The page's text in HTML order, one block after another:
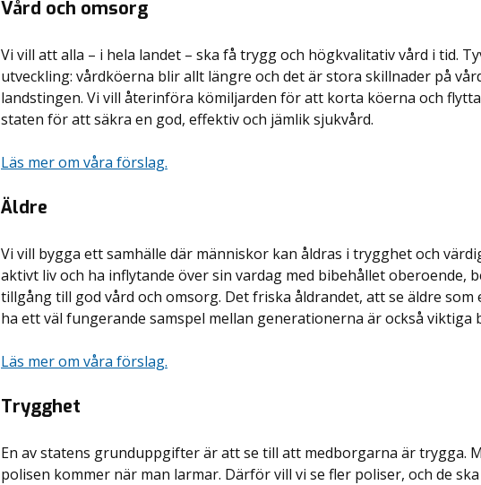
Vård och omsorg
Vi vill att alla – i hela landet – ska få trygg och högkvalitativ vård i tid.
utveckling: vårdköerna blir allt längre och det är stora skillnader på
landstingen. Vi vill återinföra kömiljarden för att korta köerna och
staten för att säkra en god, effektiv och jämlik sjukvård.
Läs mer om våra förslag.
Äldre
Vi vill bygga ett samhälle där människor kan åldras i trygghet och
aktivt liv och ha inflytande över sin vardag med bibehållet oberoende,
tillgång till god vård och omsorg. Det friska åldrandet, att se äldre
ha ett väl fungerande samspel mellan generationerna är också viktiga
Läs mer om våra förslag.
Trygghet
En av statens grunduppgifter är att se till att medborgarna är trygga.
polisen kommer när man larmar. Därför vill vi se fler poliser, och de